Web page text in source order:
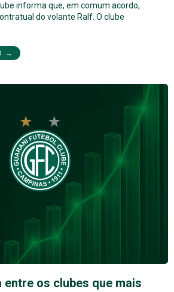
informa que, em comum acordo,
do volante Ralf. O clube
→
entre os clubes que mais